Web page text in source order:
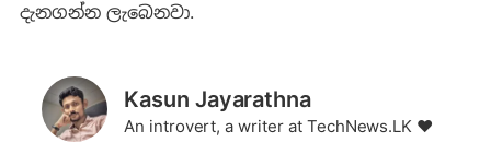
දැනගන්න ලැබෙනවා.
Kasun Jayarathna
An introvert, a writer at TechNews.LK ❤️